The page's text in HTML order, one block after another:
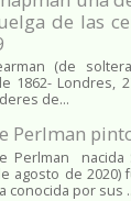
de las
(de
1862​- Londres,
de...
Perlman
Perlman nacida
agosto de
conocida por sus